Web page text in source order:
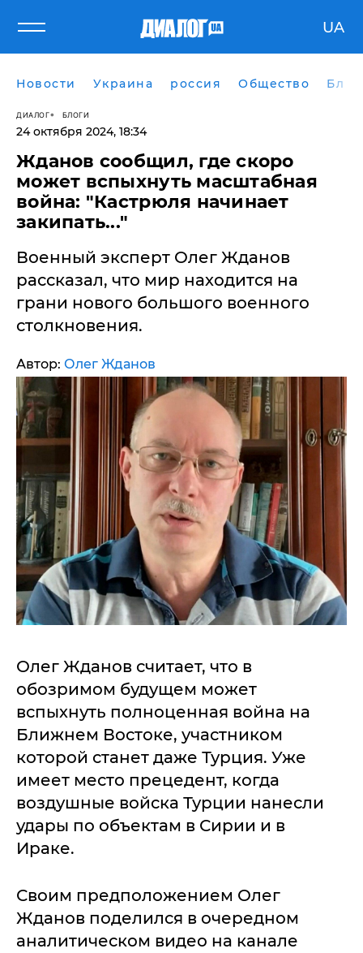
UA
Новости Украина россия Общество
ДИАЛОГ БЛОГИ
24 октября 2024, 18:34
Жданов сообщил, где скоро
может вспыхнуть масштабная
война: "Кастрюля начинает
закипать..."
Военный эксперт Олег Жданов
рассказал, что мир находится на
грани нового большого военного
столкновения.
Автор: Олег Жданов
Олег Жданов считает, что в
обозримом будущем может
вспыхнуть полноценная война на
Ближнем Востоке, участником
которой станет даже Турция. Уже
имеет место прецедент, когда
воздушные войска Турции нанесли
удары по объектам в Сирии и в
Ираке.
Своим предположением Олег
Жданов поделился в очередном
аналитическом видео на канале